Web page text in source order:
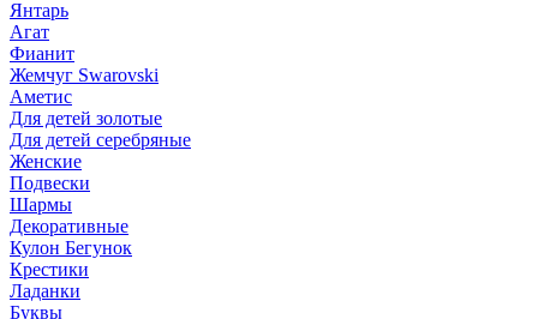
Янтарь
Агат
Фианит
Жемчуг Swarovski
Аметис
Для детей золотые
Для детей серебряные
Женские
Подвески
Шармы
Декоративные
Кулон Бегунок
Крестики
Ладанки
Буквы